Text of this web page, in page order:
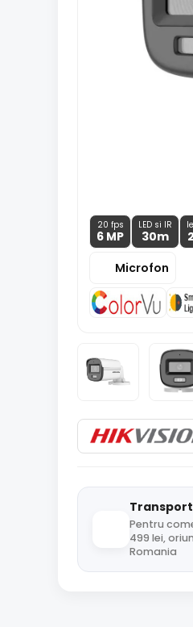
20 fps
6 MP
LED si IR
30m
Microfon
Pentru
499 lei,
Romania